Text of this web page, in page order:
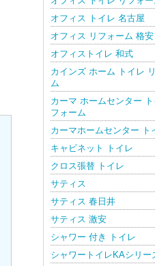
オフィス トイレ 名古屋
オフィス リフォーム 格安
オフィストイレ 和式
カインズ ホーム トイレ
ム
カーマ ホームセンター ト
フォーム
カーマホームセンター ト
キャビネット トイレ
クロス張替 トイレ
サティス
サティス 春日井
サティス 激安
シャワー 付き トイレ
シャワートイレKAシリー